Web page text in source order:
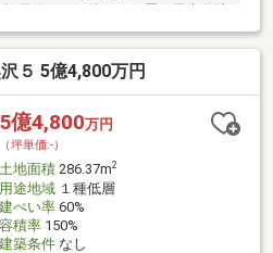
員約6.1ｍ■第一種低層住居専用地
き売地ではないため、お好きな
築が可能です 建物参考プランも
ーまでお問い合わせ下さい～
だくとスムーズです。内覧予約、
などもお気軽にお問い合わせ下さ
５ 5億4,800万円
5億4,800万円
（坪単価:-）
土地面積286.37m2
用途地域１種低層
建ぺい率60%
容積率150%
建築条件なし